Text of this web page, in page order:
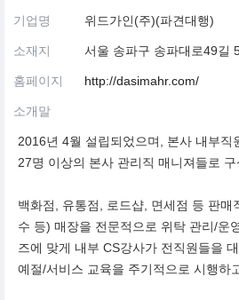
기업명 위드가인(주)(파견대행)
소재지 서울 송파구 송파대로49길
홈페이지 http://dasimahr.com/
소개말
2016년 4월 설립되었으며, 본사 내부직
27명 이상의 본사 관리직 매니져들로 구
백화점, 유통점, 로드샵, 면세점 등 판
수 등) 매장을 전문적으로 위탁 관리/운
즈에 맞게 내부 CS강사가 전직원들을
예절/서비스 교육을 주기적으로 시행하